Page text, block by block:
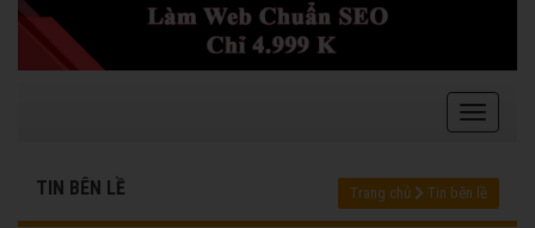
TIN BÊN LỀ Trang chủ Tin bên lề